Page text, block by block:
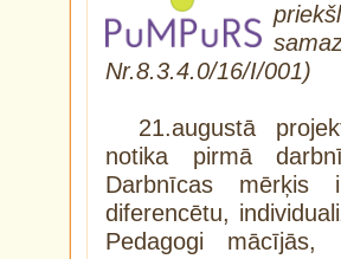
Nr.8.3.4.0/16/I/001)
21.augustā
notika pirmā
Darbnīcas mērķis
diferencētu,
Pedagogi